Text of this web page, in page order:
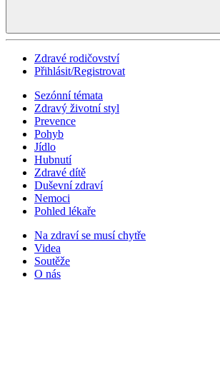
Zdravé rodičovství
Přihlásit/Registrovat
Sezónní témata
Zdravý životní styl
Prevence
Pohyb
Jídlo
Hubnutí
Zdravé dítě
Duševní zdraví
Nemoci
Pohled lékaře
Na zdraví se musí chytře
Videa
Soutěže
O nás